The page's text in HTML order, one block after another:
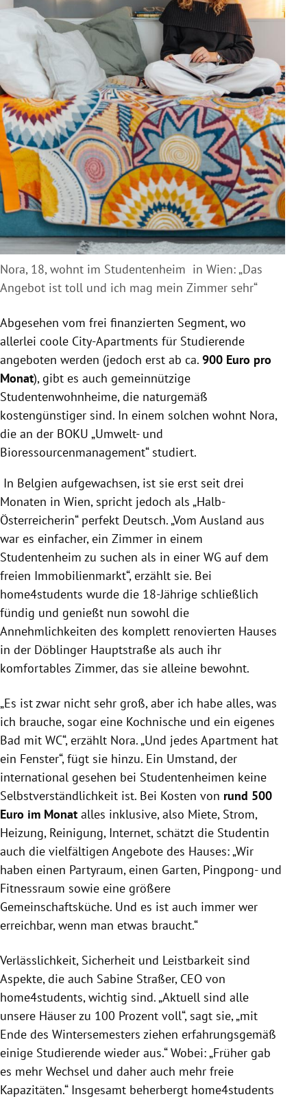
Nora, 18, wohnt im Studentenheim in Wien: „Das
Angebot ist toll und ich mag mein Zimmer sehr“
Abgesehen vom frei finanzierten Segment, wo
allerlei coole City-Apartments für Studierende
angeboten werden (jedoch erst ab ca. 900 Euro pro
Monat), gibt es auch gemeinnützige
Studentenwohnheime, die naturgemäß
kostengünstiger sind. In einem solchen wohnt Nora,
die an der BOKU „Umwelt- und
Bioressourcenmanagement“ studiert.
In Belgien aufgewachsen, ist sie erst seit drei
Monaten in Wien, spricht jedoch als „Halb-
Österreicherin“ perfekt Deutsch. „Vom Ausland aus
war es einfacher, ein Zimmer in einem
Studentenheim zu suchen als in einer WG auf dem
freien Immobilienmarkt“, erzählt sie. Bei
home4students wurde die 18-Jährige schließlich
fündig und genießt nun sowohl die
Annehmlichkeiten des komplett renovierten Hauses
in der Döblinger Hauptstraße als auch ihr
komfortables Zimmer, das sie alleine bewohnt.
„Es ist zwar nicht sehr groß, aber ich habe alles, was
ich brauche, sogar eine Kochnische und ein eigenes
Bad mit WC“, erzählt Nora. „Und jedes Apartment hat
ein Fenster“, fügt sie hinzu. Ein Umstand, der
international gesehen bei Studentenheimen keine
Selbstverständlichkeit ist. Bei Kosten von rund 500
Euro im Monat alles inklusive, also Miete, Strom,
Heizung, Reinigung, Internet, schätzt die Studentin
auch die vielfältigen Angebote des Hauses: „Wir
haben einen Partyraum, einen Garten, Pingpong- und
Fitnessraum sowie eine größere
Gemeinschaftsküche. Und es ist auch immer wer
erreichbar, wenn man etwas braucht.“
Verlässlichkeit, Sicherheit und Leistbarkeit sind
Aspekte, die auch Sabine Straßer, CEO von
home4students, wichtig sind. „Aktuell sind alle
unsere Häuser zu 100 Prozent voll“, sagt sie, „mit
Ende des Wintersemesters ziehen erfahrungsgemäß
einige Studierende wieder aus.“ Wobei: „Früher gab
es mehr Wechsel und daher auch mehr freie
Kapazitäten.“ Insgesamt beherbergt home4students